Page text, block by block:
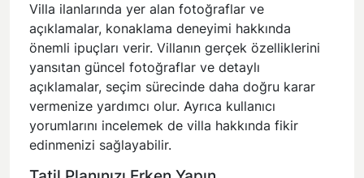
Villa ilanlarında yer alan fotoğraflar ve
açıklamalar, konaklama deneyimi hakkında
önemli ipuçları verir. Villanın gerçek özelliklerini
yansıtan güncel fotoğraflar ve detaylı
açıklamalar, seçim sürecinde daha doğru karar
vermenize yardımcı olur. Ayrıca kullanıcı
yorumlarını incelemek de villa hakkında fikir
edinmenizi sağlayabilir.